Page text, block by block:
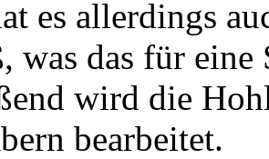
es allerdings
was das für eine
wird die
bearbeitet.